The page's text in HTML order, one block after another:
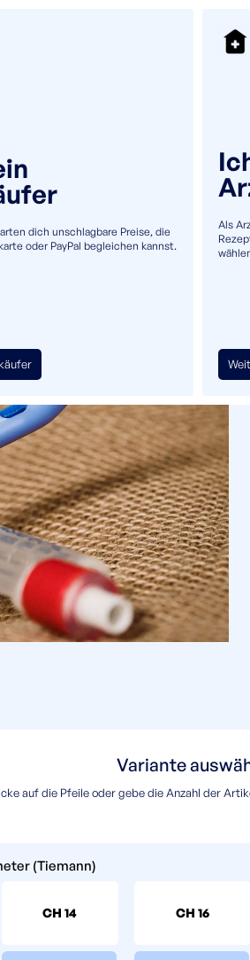
Variante
auf die Pfeile oder gebe die Anzahl der
(Tiemann)
CH 14 CH 16
dich unschlagbare Preise, die
oder PayPal begleichen kannst.
Als